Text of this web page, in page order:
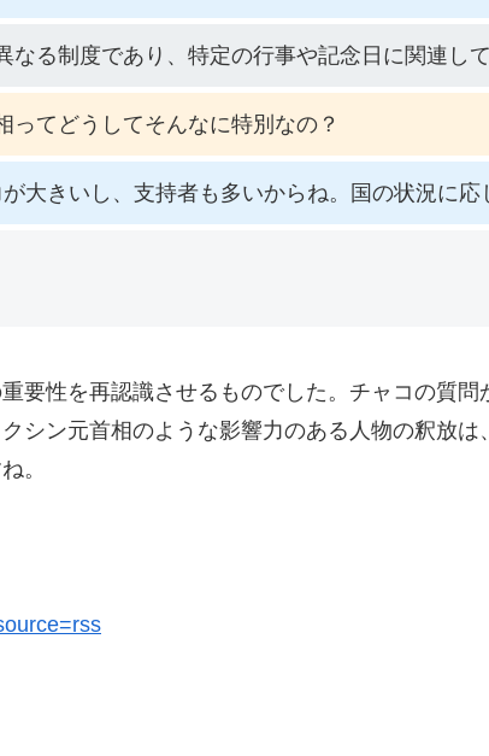
る制度であり、特定の行事や記念日に関連し
ってどうしてそんなに特別なの？
大きいし、支持者も多いからね。国の状況に応
要性を再認識させるものでした。チャコの質
シン元首相のような影響力のある人物の釈放は
。